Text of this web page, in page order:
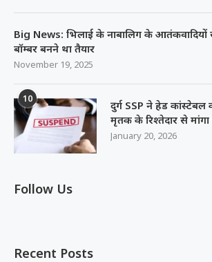
Big News: भिलाई के नाबालिग के
बॉम्बर बनने था तैयार
November 19, 2025
10
दुर्ग SSP ने हेड कांस्टेबल
मृतक के रिश्तेदार से
January 20, 2026
Follow Us
Recent Posts